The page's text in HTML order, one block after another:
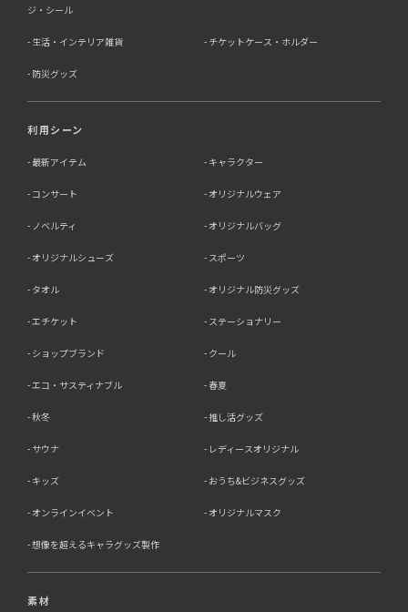
ジ・シール
生活・インテリア雑貨 チケットケース・ホルダー
防災グッズ
利用シーン
最新アイテム キャラクター
コンサート オリジナルウェア
ノベルティ オリジナルバッグ
オリジナルシューズ スポーツ
タオル オリジナル防災グッズ
エチケット ステーショナリー
ショップブランド クール
エコ・サスティナブル 春夏
秋冬 推し活グッズ
サウナ レディースオリジナル
キッズ おうち&ビジネスグッズ
オンラインイベント オリジナルマスク
想像を超えるキャラグッズ製作
素材